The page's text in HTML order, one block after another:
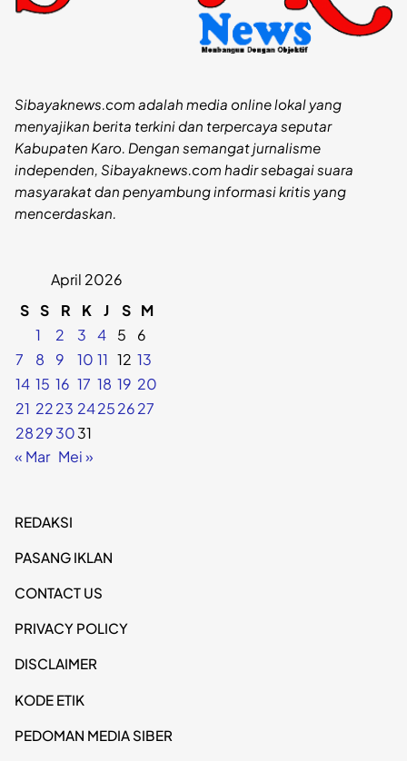
Sibayaknews.com adalah media online lokal yang
menyajikan berita terkini dan terpercaya seputar
Kabupaten Karo. Dengan semangat jurnalisme
independen, Sibayaknews.com hadir sebagai suara
masyarakat dan penyambung informasi kritis yang
mencerdaskan.
April 2026
S S R K J S M
1
2 3 4 5
6
7
8 9 10 11 12 13
14 15 16 17 18 19 20
21 2223 24252627
28293031
« Mar Mei »
REDAKSI
PASANG IKLAN
CONTACT US
PRIVACY POLICY
DISCLAIMER
KODE ETIK
PEDOMAN MEDIA SIBER